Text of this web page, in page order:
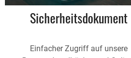
Sicherheitsdokument
Einfacher Zugriff auf unsere